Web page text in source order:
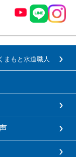
もと水道職人